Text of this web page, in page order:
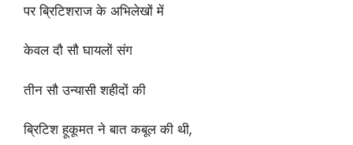
पर ब्रिटिशराज के अभिलेखों में
केवल दौ सौ घायलों संग
तीन सौ उन्यासी शहीदों की
ब्रिटिश हूकूमत ने बात कबूल की थी,